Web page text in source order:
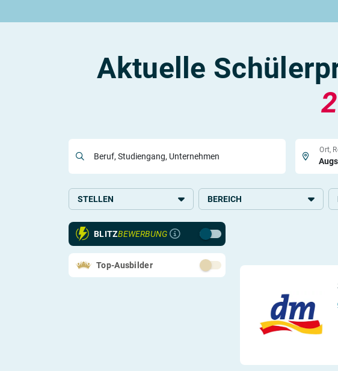
Rund um die Ausbildung
Ausbildungsbeginn
Rund um das duale Studium
Alle Orte von A-Z
Rund um Berufe
Berufe nach Themen
Alle Berufe
Schülerpraktikum
Bewerbungsratgeber
Vorlagen
Online-Bewerbung
Vorstellungsgespräch
Bewerbungs-Check
Aktuelle
Beruf, Studiengang, Unternehmen
Ort,
STELLEN
Ausbildung
Duales Studium
Schülerpraktikum
BEREICH
Handel
Systemrelevant
Gesundheit, Pflege und Medizin
Sozialwesen
Handwerk und Produktion
Kaufmännisches, Büro und
BLITZBEWERBUNG
Top-Ausbilder